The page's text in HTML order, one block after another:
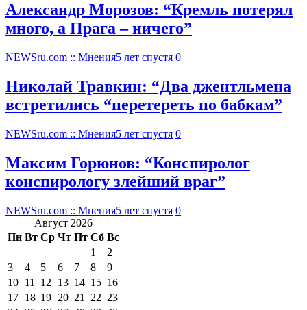
Александр Морозов: “Кремль потерял
много, а Прага – ничего”
NEWSru.com :: Мнения5 лет спустя 0
Николай Травкин: “Два джентльмена
встретились “перетереть по бабкам”
NEWSru.com :: Мнения5 лет спустя 0
Максим Горюнов: “Конспиролог
конспирологу злейший враг”
NEWSru.com :: Мнения5 лет спустя 0
Август 2026
Пн Вт Ср Чт Пт Сб Вс
1
2
3
4 5 6 7 8
9
10 11 12 13 14 15 16
17 18 19 20 21 22 23